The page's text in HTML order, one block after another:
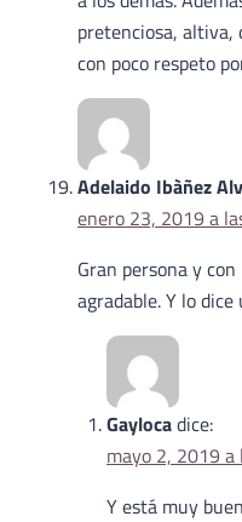
pretenciosa, altiva,
con poco respeto
Adelaido Ibàñez
enero 23, 2019 a
Gran persona y
agradable. Y lo
Gaylocadice:
mayo 2, 2019 a
Y está muy